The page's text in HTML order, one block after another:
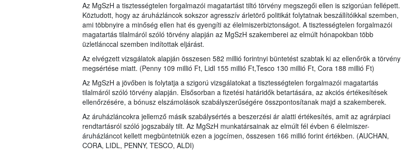
Az MgSzH a tisztességtelen forgalmazói magatartást tiltó törvény megszegői ellen is szigorúan fellépett.
Köztudott, hogy az áruházláncok sokszor agresszív árletörő politikát folytatnak beszállítóikkal szemben,
ami többnyire a minőség ellen hat és gyengíti az élelmiszerbiztonságot. A tisztességtelen forgalmazói
magatartás tilalmáról szóló törvény alapján az MgSzH szakemberei az elmúlt hónapokban több
üzletlánccal szemben indítottak eljárást.
Az elvégzett vizsgálatok alapján összesen 582 millió forintnyi büntetést szabtak ki az ellenőrök a törvény
megsértése miatt. (Penny 109 millió Ft, Lidl 155 millió Ft,Tesco 130 millió Ft, Cora 188 millió Ft)
Az MgSzH a jövőben is folytatja a szigorú vizsgálatokat a tisztességtelen forgalmazói magatartás
tilalmáról szóló törvény alapján. Elsősorban a fizetési határidők betartására, az akciós értékesítések
ellenőrzésére, a bónusz elszámolások szabályszerűségére összpontosítanak majd a szakemberek.
Az áruházláncokra jellemző másik szabálysértés a beszerzési ár alatti értékesítés, amit az agrárpiaci
rendtartásról szóló jogszabály tilt. Az MgSzH munkatársainak az elmúlt fél évben 6 élelmiszer-
áruházláncot kellett megbüntetniük ezen a jogcímen, összesen 166 millió forint értékben. (AUCHAN,
CORA, LIDL, PENNY, TESCO, ALDI)